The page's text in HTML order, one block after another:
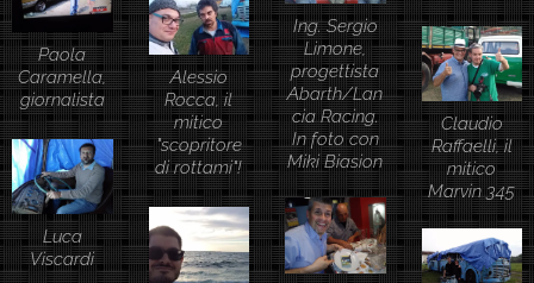
Ing. Sergio
Limone,
progettista
Abarth/Lan
cia Racing.
In foto con
Miki Biasion
Paola
Caramella,
giornalista
Alessio
Rocca, il
mitico
"scopritore
di rottami"!
Claudio
Raffaelli, il
mitico
Marvin 345
Luca
Viscardi